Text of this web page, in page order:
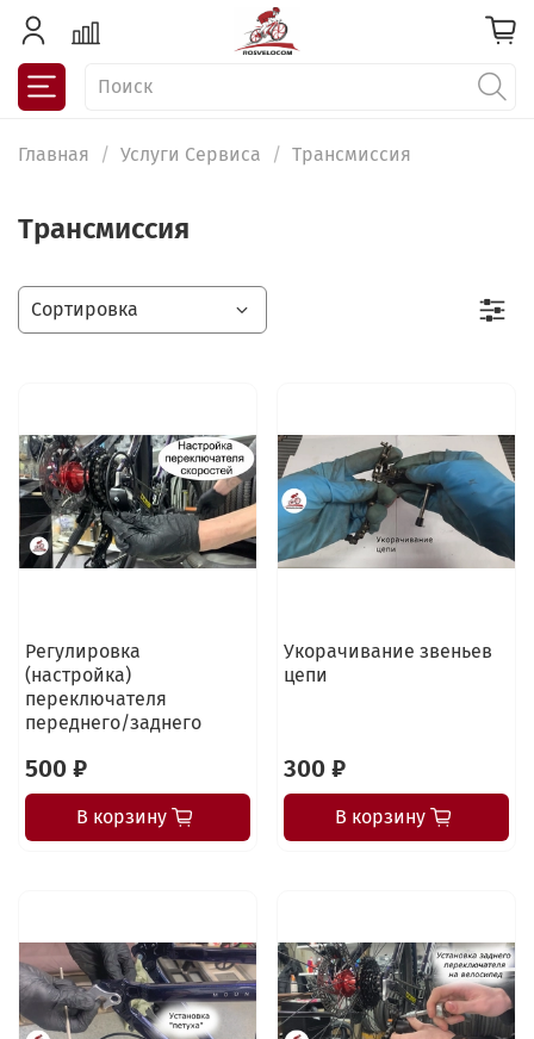
Главная Услуги Сервиса Трансмиссия
Трансмиссия
Регулировка
(настройка)
переключателя
переднего/заднего
500 ₽
В корзину
Укорачивание звеньев
цепи
300 ₽
В корзину